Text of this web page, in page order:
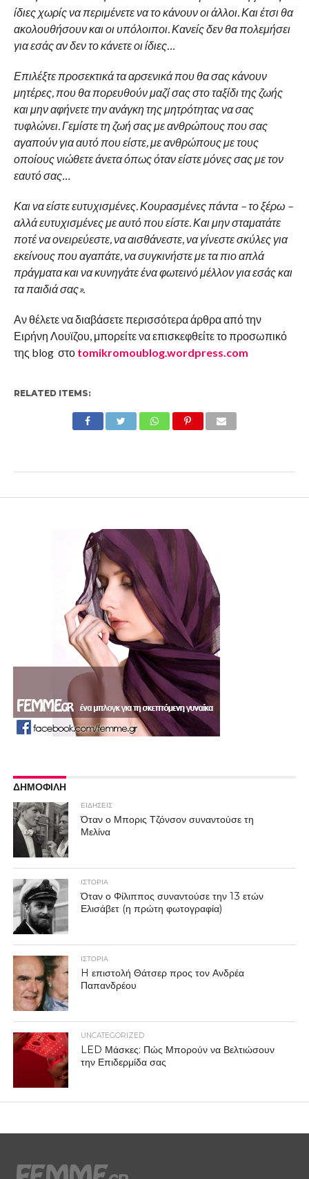
ίδιες χωρίς να περιμένετε να το κάνουν οι άλλοι. Και έτσι θα
ακολουθήσουν και οι υπόλοιποι. Κανείς δεν θα πολεμήσει
για εσάς αν δεν το κάνετε οι ίδιες…
Επιλέξτε προσεκτικά τα αρσενικά που θα σας κάνουν
μητέρες, που θα πορευθούν μαζί σας στο ταξίδι της ζωής
και μην αφήνετε την ανάγκη της μητρότητας να σας
τυφλώνει. Γεμίστε τη ζωή σας με ανθρώπους που σας
αγαπούν για αυτό που είστε, με ανθρώπους με τους
οποίους νιώθετε άνετα όπως όταν είστε μόνες σας με τον
εαυτό σας…
Και να είστε ευτυχισμένες. Κουρασμένες πάντα – το ξέρω –
αλλά ευτυχισμένες με αυτό που είστε. Και μην σταματάτε
ποτέ να ονειρεύεστε, να αισθάνεστε, να γίνεστε σκύλες για
εκείνους που αγαπάτε, να συγκινήστε με τα πιο απλά
πράγματα και να κυνηγάτε ένα φωτεινό μέλλον για εσάς και
τα παιδιά σας».
Αν θέλετε να διαβάσετε περισσότερα άρθρα από την
Ειρήνη Λουϊζου, μπορείτε να επισκεφθείτε το προσωπικό
της blog στο tomikromoublog.wordpress.com
RELATED ITEMS:
ΔΗΜΟΦΙΛΗ
ΕΙΔΗΣΕΙΣ
Όταν ο Μπορις Τζόνσον συναντούσε τη
Μελίνα
ΙΣΤΟΡΙΑ
Όταν ο Φίλιππος συναντούσε την 13 ετών
Ελισάβετ (η πρώτη φωτογραφία)
ΙΣΤΟΡΙΑ
H επιστολή Θάτσερ προς τον Ανδρέα
Παπανδρέου
UNCATEGORIZED
LED Μάσκες: Πώς Μπορούν να Βελτιώσουν
την Επιδερμίδα σας